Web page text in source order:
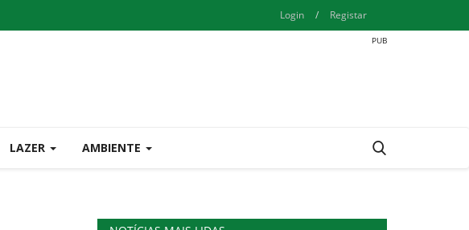
Login / Registar
LAZER AMBIENTE